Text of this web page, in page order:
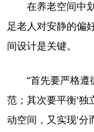
在养老空间中
足老人对安静的偏
间设计是关键。
“首先要严格
范；其次要平衡‘独
动空间，又实现‘分